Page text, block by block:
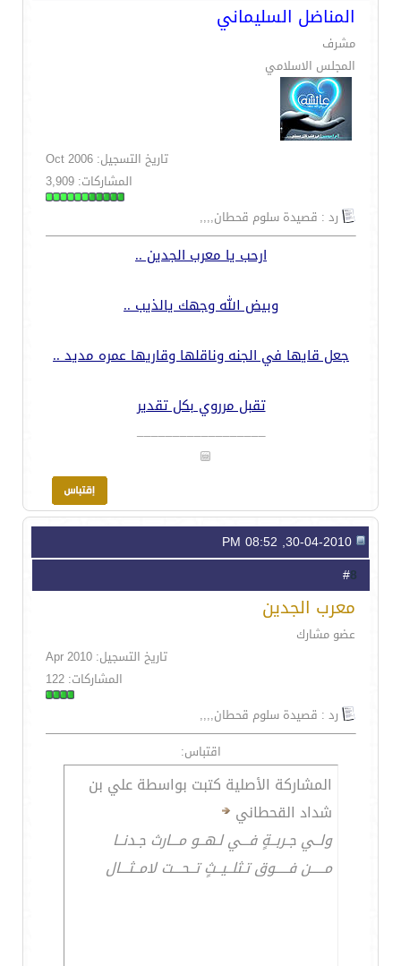
المناضل السليماني
مشرف
المجلس الاسلامي
تاريخ التسجيل: Oct 2006
المشاركات: 3,909
رد : قصيدة سلوم قحطان,,,,
ارحب يا معرب الجدين ..
وبيض الله وجهك يالذيب ..
جعل قايها في الجنه وناقلها وقاريها عمره مديد ..
تقبل مرروي بكل تقدير
__________________
8
معرب الجدين
عضو مشارك
تاريخ التسجيل: Apr 2010
المشاركات: 122
رد : قصيدة سلوم قحطان,,,,
اقتباس:
المشاركة الأصلية كتبت بواسطة علي بن
شداد القحطاني
ولــي جـربــةٍ فـــي لـهــو مـــارث جـدنــا
مـــــن فـــــوق تـثلــيــثٍ تــحـــت لامــثـــال